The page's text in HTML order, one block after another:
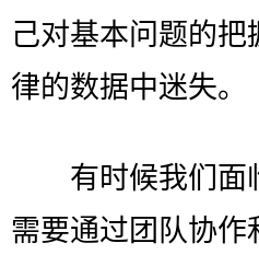
己对基本问题的
律的数据中迷失。
有时候我们面
需要通过团队协作